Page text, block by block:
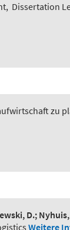
, Dissertation
zu
D.; Nyhuis,
Weitere